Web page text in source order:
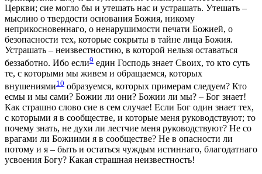
Церкви; сие могло бы и утешать нас и устрашать. Утешать –
мыслию о твердости основания Божия, никому
неприкосновеннаго, о ненарушимости печати Божией, о
безопасности тех, которые сокрыты в тайне лица Божия.
Устрашать – неизвестностию, в которой нельзя оставаться
беззаботно. Ибо если9 един Господь знает Своих, то кто суть
те, с которыми мы живем и обращаемся, которых
внушениями10 образуемся, которых примерам следуем? Кто
есмы и мы сами? Божии ли они? Божии ли мы? – Бог знает!
Как страшно слово сие в сем случае! Если Бог один знает тех,
с которыми я в сообществе, и которые меня руководствуют; то
почему знать, не духи ли лестчие меня руководствуют? Не со
врагами ли Божиими я в сообществе? Не в опасности ли
потому и я – быть и остаться чуждым истиннаго, благодатнаго
усвоения Богу? Какая страшная неизвестность!